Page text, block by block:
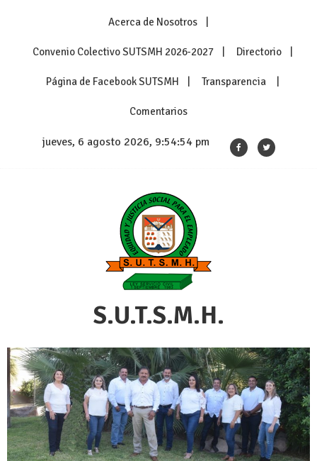
Acerca de Nosotros
Convenio Colectivo SUTSMH 2026-2027 Directorio
Página de Facebook SUTSMH Transparencia
Comentarios
jueves, 6 agosto 2026, 9:54:54 pm
S.U.T.S.M.H.